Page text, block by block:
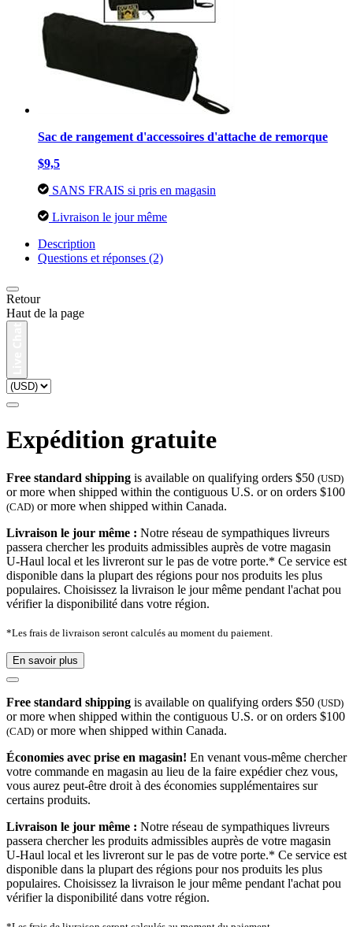
Sac de rangement d'accessoires d'attache de remorque
$9,5
SANS FRAIS si pris en magasin
Livraison le jour même
Description
Questions et réponses (2)
Retour
Haut de la page
Expédition gratuite
Free standard shipping is available on qualifying orders $50 (USD)
or more when shipped within the contiguous U.S. or on orders $100
(CAD) or more when shipped within Canada.
Livraison le jour même : Notre réseau de sympathiques livreurs
passera chercher les produits admissibles auprès de votre magasin
U-Haul local et les livreront sur le pas de votre porte.* Ce service est
disponible dans la plupart des régions pour nos produits les plus
populaires. Choisissez la livraison le jour même pendant l'achat pou
vérifier la disponibilité dans votre région.
*Les frais de livraison seront calculés au moment du paiement.
En savoir plus
Free standard shipping is available on qualifying orders $50 (USD)
or more when shipped within the contiguous U.S. or on orders $100
(CAD) or more when shipped within Canada.
Économies avec prise en magasin! En venant vous-même chercher
votre commande en magasin au lieu de la faire expédier chez vous,
vous aurez peut-être droit à des économies supplémentaires sur
certains produits.
Livraison le jour même : Notre réseau de sympathiques livreurs
passera chercher les produits admissibles auprès de votre magasin
U-Haul local et les livreront sur le pas de votre porte.* Ce service est
disponible dans la plupart des régions pour nos produits les plus
populaires. Choisissez la livraison le jour même pendant l'achat pou
vérifier la disponibilité dans votre région.